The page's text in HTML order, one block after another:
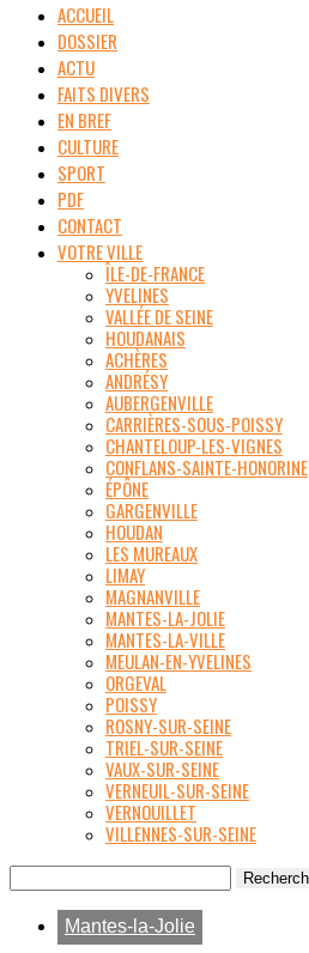
ACCUEIL
DOSSIER
ACTU
FAITS DIVERS
EN BREF
CULTURE
SPORT
PDF
CONTACT
VOTRE VILLE
ÎLE-DE-FRANCE
YVELINES
VALLÉE DE SEINE
HOUDANAIS
ACHÈRES
ANDRÉSY
AUBERGENVILLE
CARRIÈRES-SOUS-POISSY
CHANTELOUP-LES-VIGNES
CONFLANS-SAINTE-HONORINE
ÉPÔNE
GARGENVILLE
HOUDAN
LES MUREAUX
LIMAY
MAGNANVILLE
MANTES-LA-JOLIE
MANTES-LA-VILLE
MEULAN-EN-YVELINES
ORGEVAL
POISSY
ROSNY-SUR-SEINE
TRIEL-SUR-SEINE
VAUX-SUR-SEINE
VERNEUIL-SUR-SEINE
VERNOUILLET
VILLENNES-SUR-SEINE
Mantes-la-Jolie